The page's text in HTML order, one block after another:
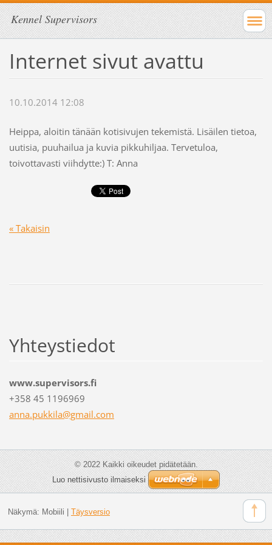
Kennel Supervisors
Internet sivut avattu
10.10.2014 12:08
Heippa, aloitin tänään kotisivujen tekemistä. Lisäilen tietoa,
uutisia, puuhailua ja kuvia pikkuhiljaa. Tervetuloa,
toivottavasti viihdytte:) T: Anna
« Takaisin
Yhteystiedot
www.supervisors.fi
+358 45 1196969
anna.pukkila@gmail.com
© 2022 Kaikki oikeudet pidätetään.
Luo nettisivusto ilmaiseksi
Näkymä: Mobiili | Täysversio